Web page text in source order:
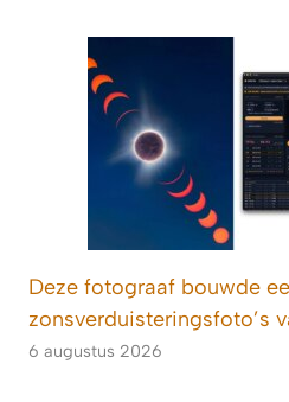
Deze fotograaf bouwde
zonsverduisteringsfoto’s
6 augustus 2026